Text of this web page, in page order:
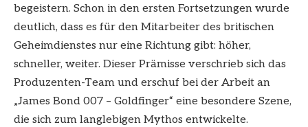
begeistern. Schon in den ersten Fortsetzungen wurde
deutlich, dass es für den Mitarbeiter des britischen
Geheimdienstes nur eine Richtung gibt: höher,
schneller, weiter. Dieser Prämisse verschrieb sich das
Produzenten-Team und erschuf bei der Arbeit an
„James Bond 007 – Goldfinger“ eine besondere Szene,
die sich zum langlebigen Mythos entwickelte.